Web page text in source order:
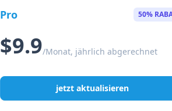
Pro 50%
$9.9/Monat, jährlich abgerechnet
jetzt aktualisieren